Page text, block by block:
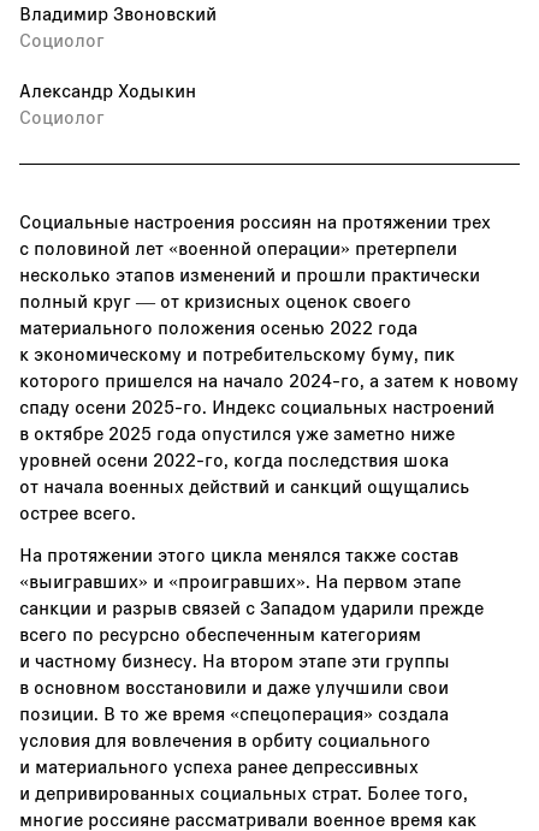
Владимир Звоновский
Социолог
Александр Ходыкин
Социолог
Социальные настроения россиян на протяжении трех
с половиной лет «военной операции» претерпели
несколько этапов изменений и прошли практически
полный круг — от кризисных оценок своего
материального положения осенью 2022 года
к экономическому и потребительскому буму, пик
которого пришелся на начало 2024-го, а затем к новому
спаду осени 2025-го. Индекс социальных настроений
в октябре 2025 года опустился уже заметно ниже
уровней осени 2022-го, когда последствия шока
от начала военных действий и санкций ощущались
острее всего.
На протяжении этого цикла менялся также состав
«выигравших» и «проигравших». На первом этапе
санкции и разрыв связей с Западом ударили прежде
всего по ресурсно обеспеченным категориям
и частному бизнесу. На втором этапе эти группы
в основном восстановили и даже улучшили свои
позиции. В то же время «спецоперация» создала
условия для вовлечения в орбиту социального
и материального успеха ранее депрессивных
и депривированных социальных страт. Более того,
многие россияне рассматривали военное время как